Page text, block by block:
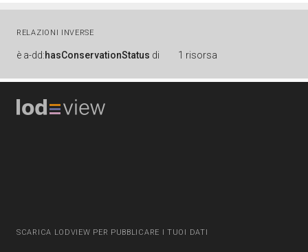
RELAZIONI INVERSE
è a-dd:hasConservationStatus di 1 risorsa
SCARICA LODVIEW PER PUBBLICARE I TUOI DATI